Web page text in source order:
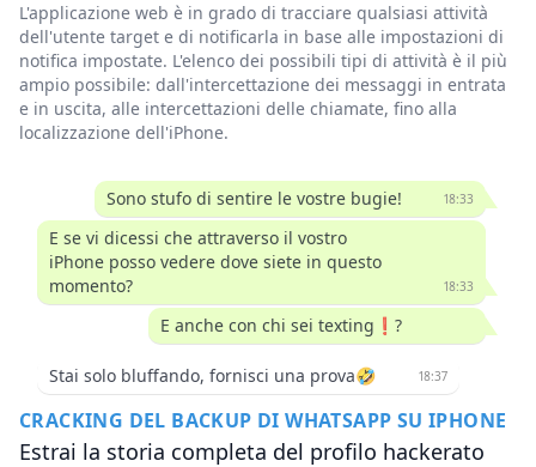
L'applicazione web è in grado di tracciare qualsiasi attività
dell'utente target e di notificarla in base alle impostazioni di
notifica impostate. L'elenco dei possibili tipi di attività è il più
ampio possibile: dall'intercettazione dei messaggi in entrata
e in uscita, alle intercettazioni delle chiamate, fino alla
localizzazione dell'iPhone.
18:33
Sono stufo di sentire le vostre bugie!
18:33
E se vi dicessi che attraverso il vostro
iPhone posso vedere dove siete in questo
momento?
E anche con chi sei texting❗️?
18:37
Stai solo bluffando, fornisci una prova🤣
CRACKING DEL BACKUP DI WHATSAPP SU IPHONE
Estrai la storia completa del profilo hackerato